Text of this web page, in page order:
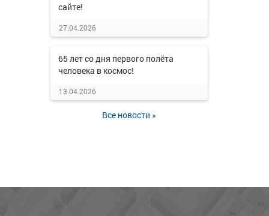
сайте!
27.04.2026
65 лет со дня первого полёта
человека в космос!
13.04.2026
Все новости »